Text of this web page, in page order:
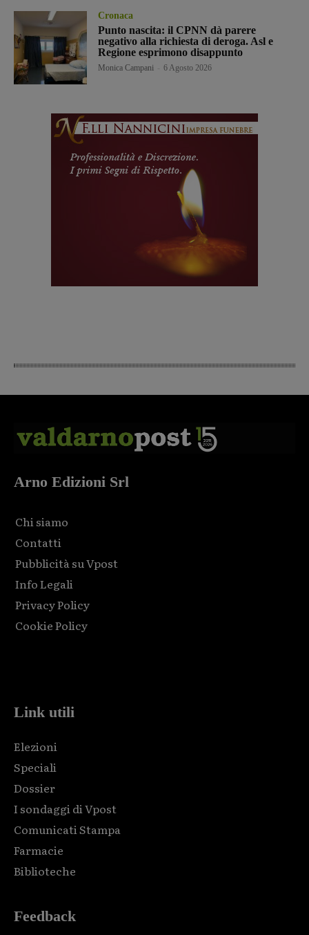
Cronaca
Punto nascita: il CPNN dà parere
negativo alla richiesta di deroga. Asl e
Regione esprimono disappunto
Monica Campani 6 Agosto 2026
Arno Edizioni Srl
Chi siamo
Contatti
Pubblicità su Vpost
Info Legali
Privacy Policy
Cookie Policy
Link utili
Elezioni
Speciali
Dossier
I sondaggi di Vpost
Comunicati Stampa
Farmacie
Biblioteche
Feedback